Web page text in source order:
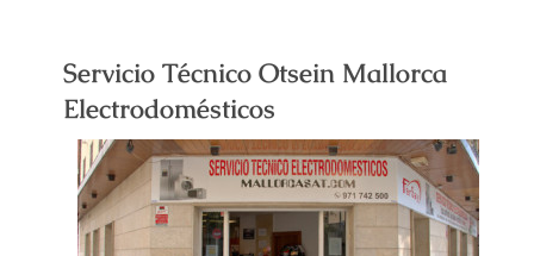
Servicio Técnico Otsein Mallorca
Electrodomésticos